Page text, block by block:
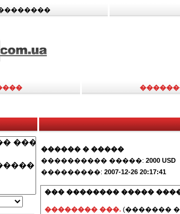
������ � �����
���������� �����: 2000 USD
���������: 2007-12-26 20:17:41
��� �������� �����
�������� ���. (�������